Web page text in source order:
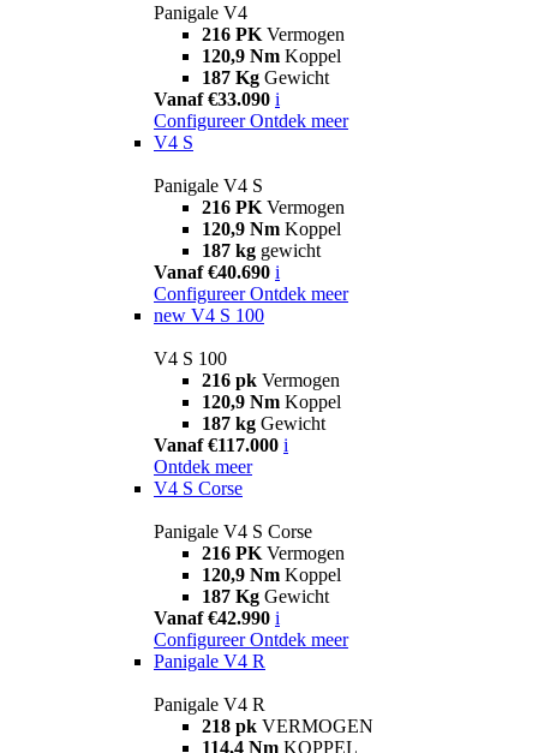
Panigale V4
216 PK Vermogen
120,9 Nm Koppel
187 Kg Gewicht
Vanaf €33.090 i
Configureer Ontdek meer
V4 S
Panigale V4 S
216 PK Vermogen
120,9 Nm Koppel
187 kg gewicht
Vanaf €40.690 i
Configureer Ontdek meer
new V4 S 100
V4 S 100
216 pk Vermogen
120,9 Nm Koppel
187 kg Gewicht
Vanaf €117.000 i
Ontdek meer
V4 S Corse
Panigale V4 S Corse
216 PK Vermogen
120,9 Nm Koppel
187 Kg Gewicht
Vanaf €42.990 i
Configureer Ontdek meer
Panigale V4 R
Panigale V4 R
218 pk VERMOGEN
114,4 Nm KOPPEL